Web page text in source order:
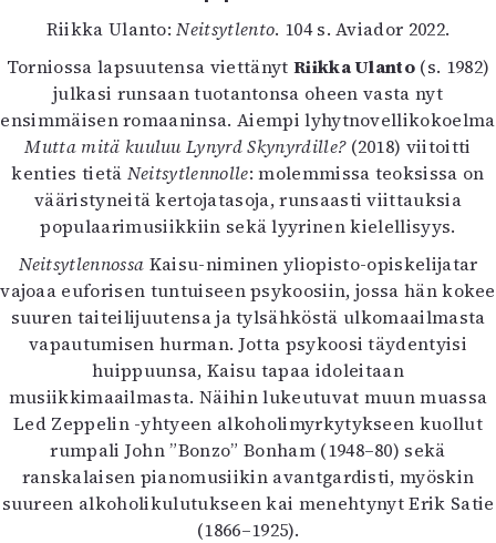
Oulu2026
Näyttelyt
Musiikki
Levyt
Kuvataide
Kirjat
In English
Esitystaide
Arkisto
Lehdet
4/2026
2–3/2026
1/2026
6/2025
5/2025 saame
5/2025
Lehtiarkisto
Riikka Ulanto:Neitsytlento. 104 s. Aviador 2022.
Torniossa lapsuutensa viettänyt Riikka Ulanto (s. 1982)
julkasi runsaan tuotantonsa oheen vasta nyt
ensimmäisen romaaninsa. Aiempi lyhytnovellikokoelma
Mutta mitä kuuluu Lynyrd Skynyrdille?(2018) viitoitti
kenties tietä Neitsytlennolle: molemmissa teoksissa on
vääristyneitä kertojatasoja, runsaasti viittauksia
populaarimusiikkiin sekä lyyrinen kielellisyys.
Neitsytlennossa Kaisu-niminen yliopisto-opiskelijatar
vajoaa euforisen tuntuiseen psykoosiin, jossa hän kokee
suuren taiteilijuutensa ja tylsähköstä ulkomaailmasta
vapautumisen hurman. Jotta psykoosi täydentyisi
huippuunsa, Kaisu tapaa idoleitaan
musiikkimaailmasta. Näihin lukeutuvat muun muassa
Led Zeppelin -yhtyeen alkoholimyrkytykseen kuollut
rumpali John ”Bonzo” Bonham (1948–80) sekä
ranskalaisen pianomusiikin avantgardisti, myöskin
suureen alkoholikulutukseen kai menehtynyt Erik Satie
(1866–1925).